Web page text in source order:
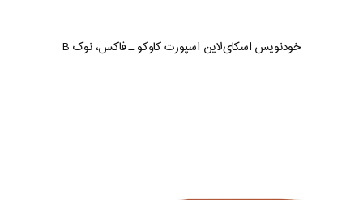
خودنویس اسکای‌لاین اسپورت کاوکو ـ فاکس، نوک B